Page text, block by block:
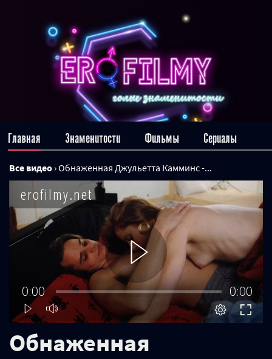
Главная Знаменитости Фильмы Сериалы
Все видео ›Обнаженная Джульетта Камминс -...
erofilmy.net
0:00 0:00
Обнаженная